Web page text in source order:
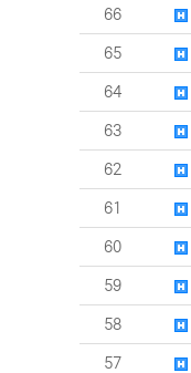
66
65
64
63
62
61
60
59
58
57